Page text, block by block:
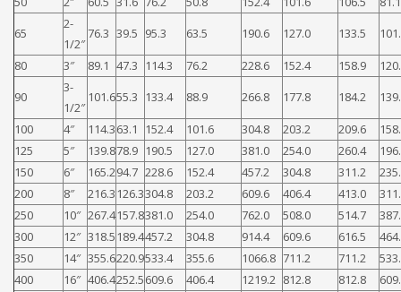
65
2-
1/2″
76.3 39.5 95.3 63.5 190.6 127.0 133.5
80
3″ 89.1 47.3 114.3 76.2 228.6 152.4 158.9
90
3-
1/2″
101.655.3 133.4 88.9 266.8 177.8 184.2
100
4″ 114.363.1 152.4 101.6 304.8 203.2 209.6
125
5″ 139.878.9 190.5 127.0 381.0 254.0 260.4
150
6″ 165.294.7 228.6 152.4 457.2 304.8 311.2
200
8″ 216.3126.3304.8 203.2 609.6 406.4 413.0
250
10″ 267.4157.8381.0 254.0 762.0 508.0 514.7
300
12″ 318.5189.4457.2 304.8 914.4 609.6 616.5
350
14″ 355.6220.9533.4 355.6 1066.8 711.2 711.2
400
16″ 406.4252.5609.6 406.4 1219.2 812.8 812.8